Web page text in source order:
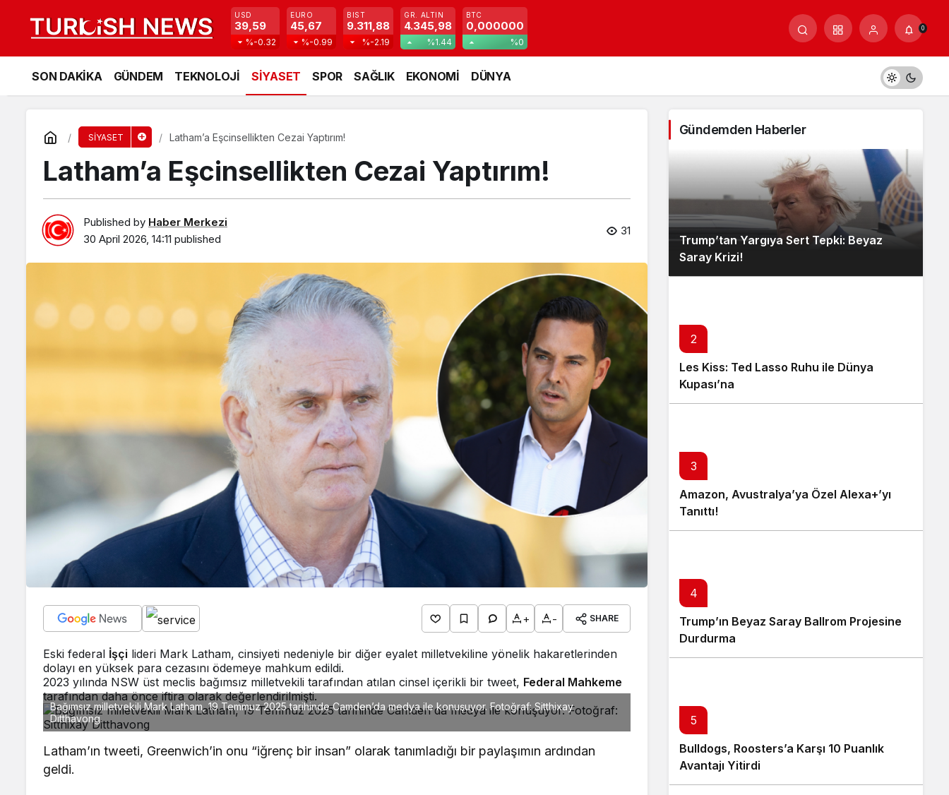
USD
39,59
%-0.32
EURO
45,67
%-0.99
BIST
9.311,88
%-2.19
GR. ALTIN
4.345,98
%1.44
BTC
0,000000
%0
0
SON DAKİKA GÜNDEM TEKNOLOJİ SİYASET SPOR SAĞLIK EKONOMİ DÜNYA
SİYASET Latham’a Eşcinsellikten Cezai Yaptırım!
Latham’a Eşcinsellikten Cezai Yaptırım!
Published by Haber Merkezi
30 April 2026, 14:11 published
31
+ - SHARE
Eski federal İşçi lideri Mark Latham, cinsiyeti nedeniyle bir diğer eyalet milletvekiline yönelik hakaretlerinden
dolayı en yüksek para cezasını ödemeye mahkum edildi.
2023 yılında NSW üst meclis bağımsız milletvekili tarafından atılan cinsel içerikli bir tweet, Federal Mahkeme
tarafından daha önce iftira olarak değerlendirilmişti.
Bağımsız milletvekili Mark Latham, 19 Temmuz 2025 tarihinde Camden’da medya ile konuşuyor. Fotoğraf: Sitthixay
Ditthavong
Latham’ın tweeti, Greenwich’in onu “iğrenç bir insan” olarak tanımladığı bir paylaşımın ardından
geldi.
Gündemden Haberler
Trump’tan Yargıya Sert Tepki: Beyaz
Saray Krizi!
2
Les Kiss: Ted Lasso Ruhu ile Dünya
Kupası’na
3
Amazon, Avustralya’ya Özel Alexa+’yı
Tanıttı!
4
Trump’ın Beyaz Saray Ballrom Projesine
Durdurma
5
Bulldogs, Roosters’a Karşı 10 Puanlık
Avantajı Yitirdi